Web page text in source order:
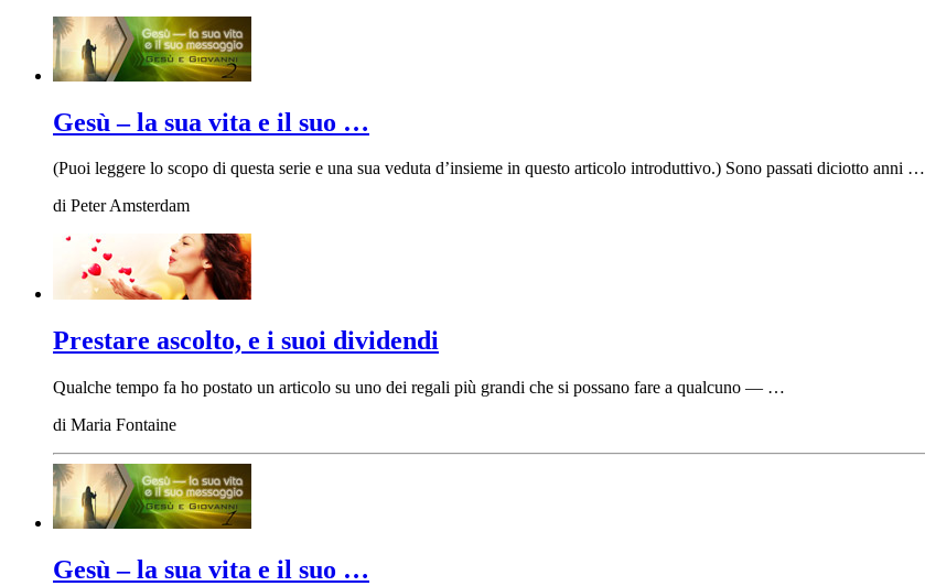
Gesù – la sua vita e il suo …
(Puoi leggere lo scopo di questa serie e una sua veduta d’insieme in questo articolo introduttivo.) Sono passati diciotto anni …
di Peter Amsterdam
Prestare ascolto, e i suoi dividendi
Qualche tempo fa ho postato un articolo su uno dei regali più grandi che si possano fare a qualcuno — …
di Maria Fontaine
Gesù – la sua vita e il suo …